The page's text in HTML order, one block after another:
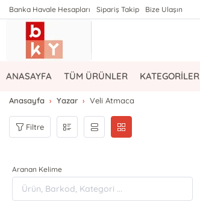
Banka Havale Hesapları Sipariş Takip Bize Ulaşın
ANASAYFA TÜM ÜRÜNLER KATEGORİLER
Anasayfa Yazar Veli Atmaca
Filtre
Aranan Kelime